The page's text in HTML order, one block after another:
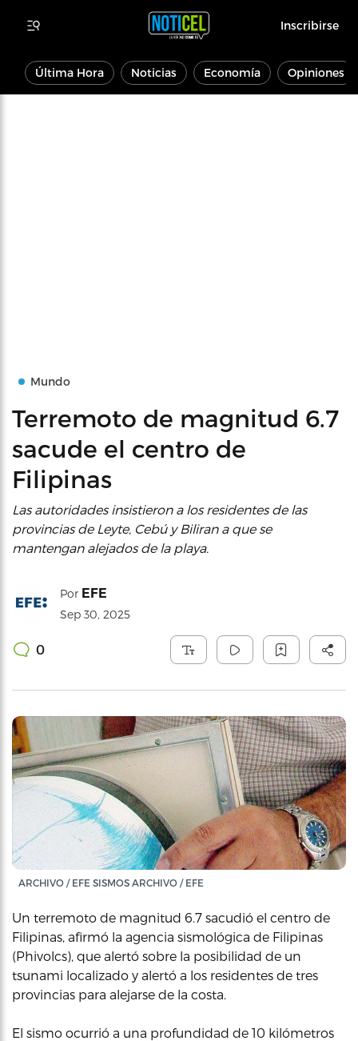
Inscribirse
Última Hora Noticias Economía Opiniones
Mundo
Terremoto de magnitud 6.7
sacude el centro de
Filipinas
Las autoridades insistieron a los residentes de las
provincias de Leyte, Cebú y Biliran a que se
mantengan alejados de la playa.
Por EFE
Sep 30, 2025
0
ARCHIVO / EFE SISMOS ARCHIVO / EFE
Un terremoto de magnitud 6.7 sacudió el centro de
Filipinas, afirmó la agencia sismológica de Filipinas
(Phivolcs), que alertó sobre la posibilidad de un
tsunami localizado y alertó a los residentes de tres
provincias para alejarse de la costa.
El sismo ocurrió a una profundidad de 10 kilómetros